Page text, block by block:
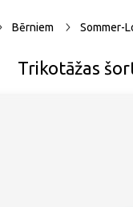
Bērniem Sommer-
Trikotāžas